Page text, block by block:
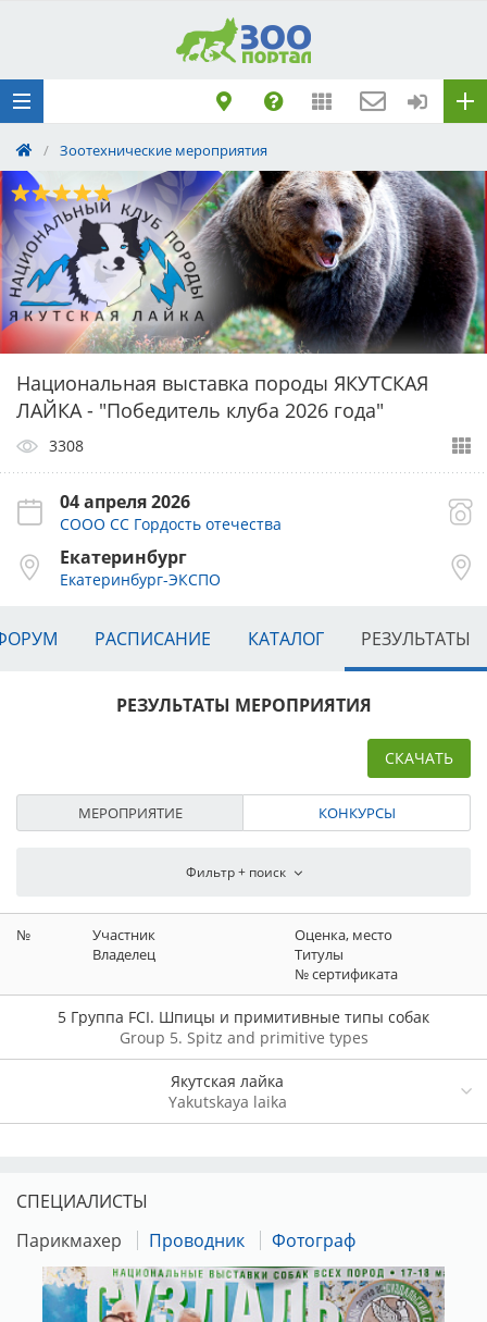
/ Зоотехнические мероприятия
Национальная выставка породы ЯКУТСКАЯ
ЛАЙКА - "Победитель клуба 2026 года"
3308
04 апреля 2026
СООО СС Гордость отечества
Екатеринбург
Екатеринбург-ЭКСПО
РАСПИСАНИЕ КАТАЛОГ РЕЗУЛЬТАТЫ
РЕЗУЛЬТАТЫ МЕРОПРИЯТИЯ
СКАЧАТЬ
МЕРОПРИЯТИЕ КОНКУРСЫ
№
Участник
Владелец
Оценка, место
Титулы
№ сертификата
5 Группа FCI. Шпицы и примитивные типы собак
Group 5. Spitz and primitive types
Якутская лайка
Yakutskaya laika
СПЕЦИАЛИСТЫ
Парикмахер
Проводник Фотограф
метрики
Поездку
Обращение